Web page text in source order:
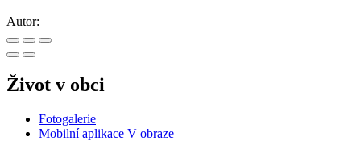
Autor:
Život v obci
Fotogalerie
Mobilní aplikace V obraze